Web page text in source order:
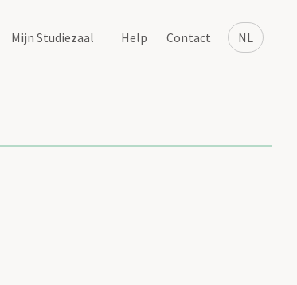
NL
Mijn Studiezaal Help Contact